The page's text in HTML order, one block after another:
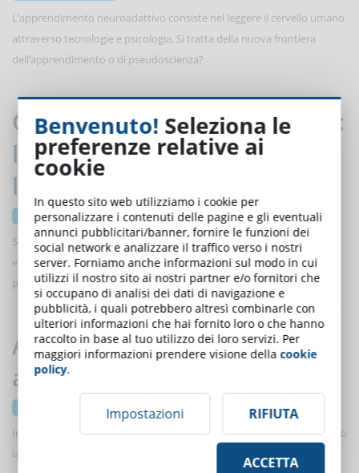
L’apprendimento neuroadattivo consiste nel leggere il cervello umano
attraverso tecnologie e psicologia. Si tratta della nuova frontiera
dell’apprendimento o di pseudoscienza?
Carenza di talenti e competenze:
le nuove sfide del mercato del
lavoro
20 ottobre 2025
Scopriamo il legame tra carenza di talenti e formazione, tra flessibilità
e politiche retributive eque per costruire una forza lavoro più
preparata e motivata.
Allucinazioni dell’intelligenza
artificiale: i rischi per l’eLearning
In questo articolo cerchiamo di capire se le allucinazioni dell’IA saranno
la prossima frontiera della disinformazione
Benvenuto! Seleziona le
preferenze relative ai
cookie
In questo sito web utilizziamo i cookie per
personalizzare i contenuti delle pagine e gli eventuali
annunci pubblicitari/banner, fornire le funzioni dei
social network e analizzare il traffico verso i nostri
server. Forniamo anche informazioni sul modo in cui
utilizzi il nostro sito ai nostri partner e/o fornitori che
si occupano di analisi dei dati di navigazione e
pubblicità, i quali potrebbero altresì combinarle con
ulteriori informazioni che hai fornito loro o che hanno
raccolto in base al tuo utilizzo dei loro servizi. Per
maggiori informazioni prendere visione dellacookie
policy.
Impostazioni RIFIUTA
ACCETTA